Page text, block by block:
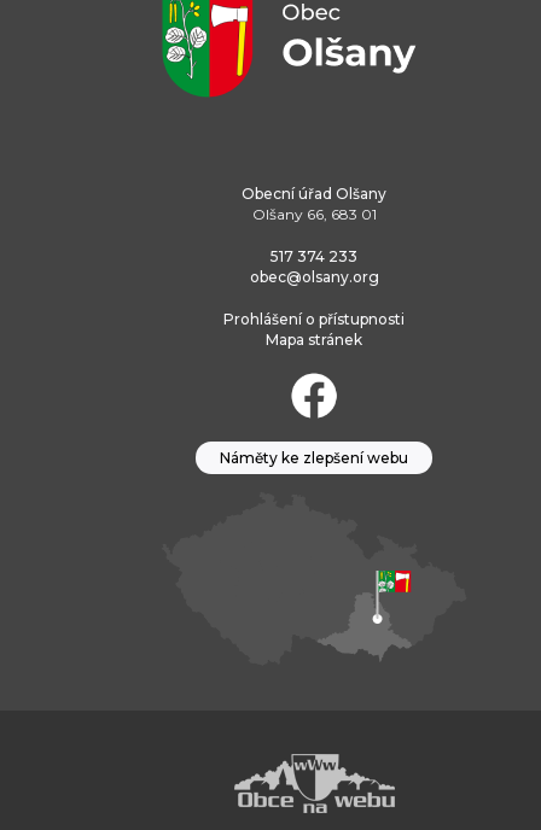
Obecní úřad Olšany
Olšany 66, 683 01
517 374 233
obec@olsany.org
Prohlášení o přístupnosti
Mapa stránek
Náměty ke zlepšení webu